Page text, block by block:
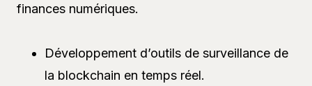
finances numériques.
Développement d’outils de surveillance de
la blockchain en temps réel.